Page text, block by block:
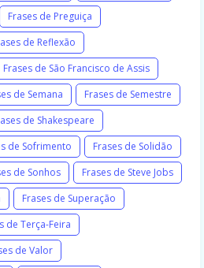
Frases de Preguiça
de Reflexão
Frases de São Francisco de Assis
de Semana
Frases de Semestre
de Shakespeare
de Sofrimento
Frases de Solidão
de Sonhos
Frases de Steve Jobs
Frases de Superação
de Terça-Feira
de Valor